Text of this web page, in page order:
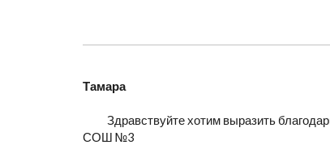
Тамара
Здравствуйте хотим выразить
СОШ №3